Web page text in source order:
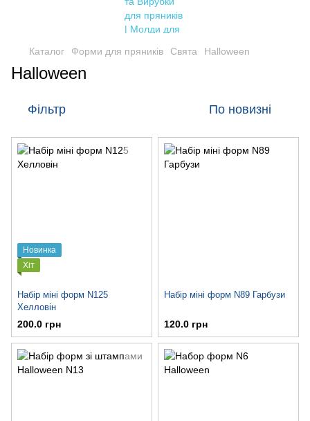
Каталог Форми для пряників Свята Halloween
Halloween
Фільтр По новизні
Новинка
Хіт
Набір міні форм N125
Хелловін
200.0 грн
Набір міні форм N89 Гарбузи
120.0 грн